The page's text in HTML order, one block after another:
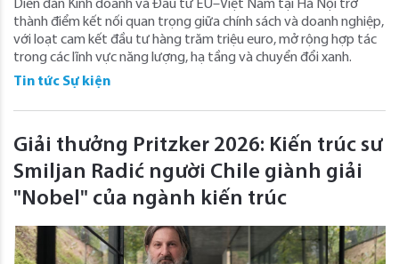
Diễn đàn Kinh doanh và Đầu tư EU–Việt Nam tại Hà Nội trở
thành điểm kết nối quan trọng giữa chính sách và doanh nghiệp,
với loạt cam kết đầu tư hàng trăm triệu euro, mở rộng hợp tác
trong các lĩnh vực năng lượng, hạ tầng và chuyển đổi xanh.
Tin tức Sự kiện
Giải thưởng Pritzker 2026: Kiến trúc sư
Smiljan Radić người Chile giành giải
"Nobel" của ngành kiến ​​trúc